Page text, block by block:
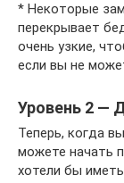
* Некоторые
перекрывает
очень узкие,
если вы не
Уровень 2 —
Теперь, когда
можете начать
хотели бы